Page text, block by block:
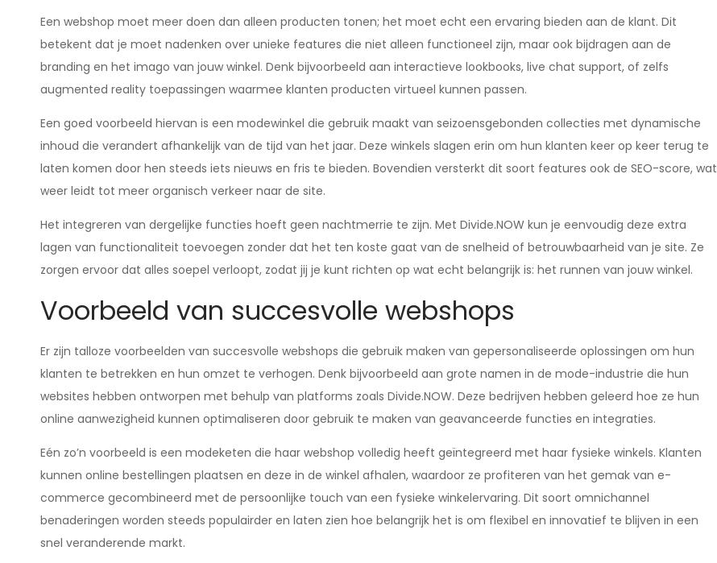
Een webshop moet meer doen dan alleen producten tonen; het moet echt een ervaring bieden aan de klant. Dit
betekent dat je moet nadenken over unieke features die niet alleen functioneel zijn, maar ook bijdragen aan de
branding en het imago van jouw winkel. Denk bijvoorbeeld aan interactieve lookbooks, live chat support, of zelfs
augmented reality toepassingen waarmee klanten producten virtueel kunnen passen.
Een goed voorbeeld hiervan is een modewinkel die gebruik maakt van seizoensgebonden collecties met dynamische
inhoud die verandert afhankelijk van de tijd van het jaar. Deze winkels slagen erin om hun klanten keer op keer terug te
laten komen door hen steeds iets nieuws en fris te bieden. Bovendien versterkt dit soort features ook de SEO-score, wat
weer leidt tot meer organisch verkeer naar de site.
Het integreren van dergelijke functies hoeft geen nachtmerrie te zijn. Met Divide.NOW kun je eenvoudig deze extra
lagen van functionaliteit toevoegen zonder dat het ten koste gaat van de snelheid of betrouwbaarheid van je site. Ze
zorgen ervoor dat alles soepel verloopt, zodat jij je kunt richten op wat echt belangrijk is: het runnen van jouw winkel.
Voorbeeld van succesvolle webshops
Er zijn talloze voorbeelden van succesvolle webshops die gebruik maken van gepersonaliseerde oplossingen om hun
klanten te betrekken en hun omzet te verhogen. Denk bijvoorbeeld aan grote namen in de mode-industrie die hun
websites hebben ontworpen met behulp van platforms zoals Divide.NOW. Deze bedrijven hebben geleerd hoe ze hun
online aanwezigheid kunnen optimaliseren door gebruik te maken van geavanceerde functies en integraties.
Eén zo’n voorbeeld is een modeketen die haar webshop volledig heeft geïntegreerd met haar fysieke winkels. Klanten
kunnen online bestellingen plaatsen en deze in de winkel afhalen, waardoor ze profiteren van het gemak van e-
commerce gecombineerd met de persoonlijke touch van een fysieke winkelervaring. Dit soort omnichannel
benaderingen worden steeds populairder en laten zien hoe belangrijk het is om flexibel en innovatief te blijven in een
snel veranderende markt.